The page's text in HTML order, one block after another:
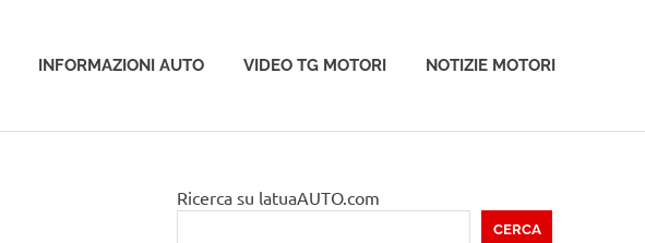
INFORMAZIONI AUTO VIDEO TG MOTORI NOTIZIE MOTORI
Ricerca su latuaAUTO.com
CERCA